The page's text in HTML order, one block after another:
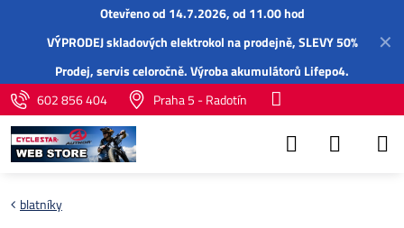
✕
Otevřeno od 14.7.2026, od 11.00 hod
VÝPRODEJ skladových elektrokol na prodejně, SLEVY 50%
Prodej,servisceloročně.Výroba akumulátorů Lifepo4.
602 856 404
Praha 5 - Radotín
blatníky